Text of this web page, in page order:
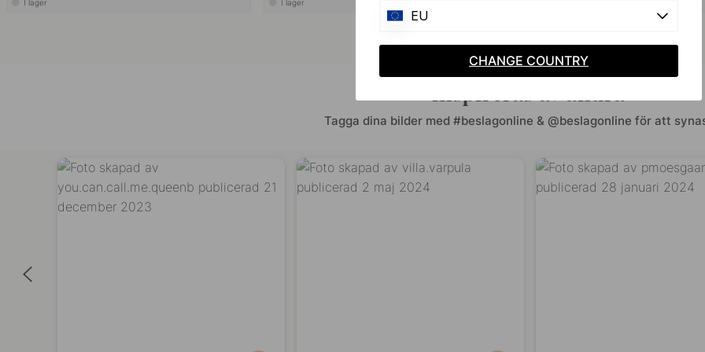
I lager I lager
Inspireras av andra
Tagga dina bilder med #beslagonline & @beslagonline för att
EU
CHANGE COUNTRY